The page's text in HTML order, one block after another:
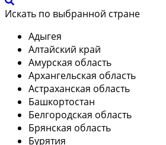
Искать по выбранной стране
Адыгея
Алтайский край
Амурская область
Архангельская область
Астраханская область
Башкортостан
Белгородская область
Брянская область
Бурятия